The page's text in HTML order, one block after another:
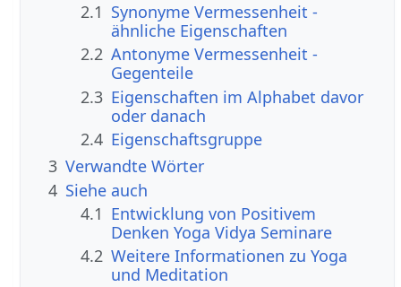
2.1 Synonyme Vermessenheit -
ähnliche Eigenschaften
2.2 Antonyme Vermessenheit -
Gegenteile
2.3 Eigenschaften im Alphabet davor
oder danach
2.4 Eigenschaftsgruppe
3 Verwandte Wörter
4 Siehe auch
4.1 Entwicklung von Positivem
Denken Yoga Vidya Seminare
4.2 Weitere Informationen zu Yoga
und Meditation